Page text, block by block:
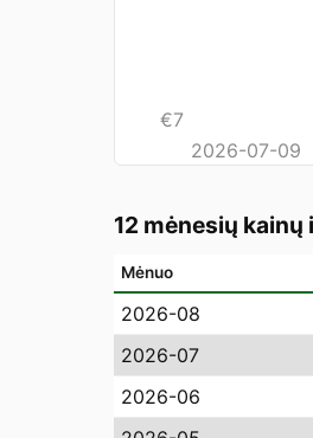
€7
2026-07-09
12 mėnesių kainų
Mėnuo
2026-08
2026-07
2026-06